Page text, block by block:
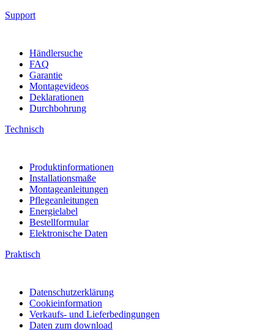
Support
Händlersuche
FAQ
Garantie
Montagevideos
Deklarationen
Durchbohrung
Technisch
Produktinformationen
Installationsmaße
Montageanleitungen
Pflegeanleitungen
Energielabel
Bestellformular
Elektronische Daten
Praktisch
Datenschutzerklärung
Cookieinformation
Verkaufs- und Lieferbedingungen
Daten zum download